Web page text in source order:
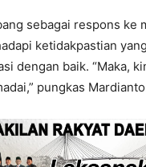
sebagai respons ke
ketidakpastian
dengan baik. “Maka,
pungkas